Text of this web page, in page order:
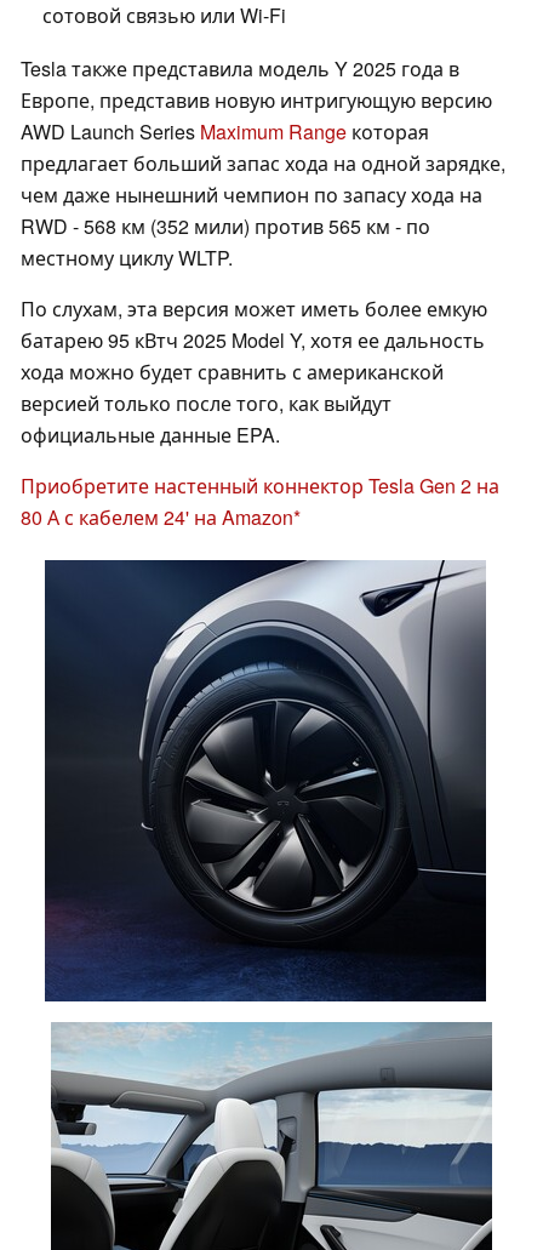
сотовой связью или Wi-Fi
Tesla также представила модель Y 2025 года в
Европе, представив новую интригующую версию
AWD Launch Series Maximum Range которая
предлагает больший запас хода на одной зарядке,
чем даже нынешний чемпион по запасу хода на
RWD - 568 км (352 мили) против 565 км - по
местному циклу WLTP.
По слухам, эта версия может иметь более емкую
батарею 95 кВтч 2025 Model Y, хотя ее дальность
хода можно будет сравнить с американской
версией только после того, как выйдут
официальные данные EPA.
Приобретите настенный коннектор Tesla Gen 2 на
80 А с кабелем 24' на Amazon